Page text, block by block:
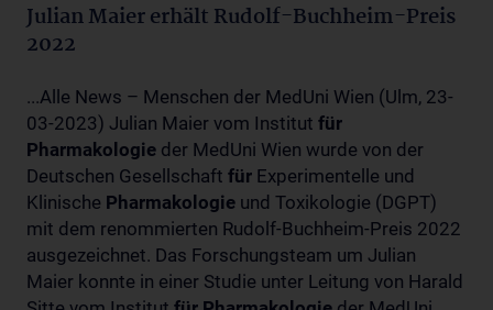
Julian Maier erhält Rudolf-Buchheim-Preis
2022
...Alle News – Menschen der MedUni Wien (Ulm, 23-
03-2023) Julian Maier vom Institut für
Pharmakologie der MedUni Wien wurde von der
Deutschen Gesellschaft für Experimentelle und
Klinische Pharmakologie und Toxikologie (DGPT)
mit dem renommierten Rudolf-Buchheim-Preis 2022
ausgezeichnet. Das Forschungsteam um Julian
Maier konnte in einer Studie unter Leitung von Harald